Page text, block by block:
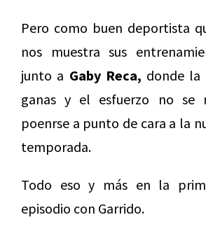
Pero como buen deportista
nos muestra sus
junto a Gaby Reca, donde la
ganas y el esfuerzo no se
poenrse a punto de cara a la
temporada.
Todo eso y más en la
episodio con Garrido.